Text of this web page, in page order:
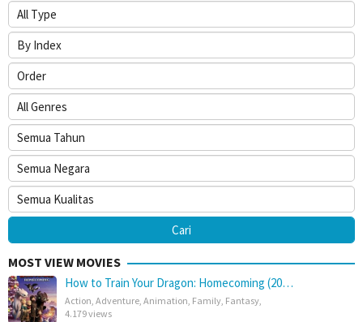
MOST VIEW MOVIES
How to Train Your Dragon: Homecoming (20…
Action Adventure Animation Family Fantasy
4.179 views